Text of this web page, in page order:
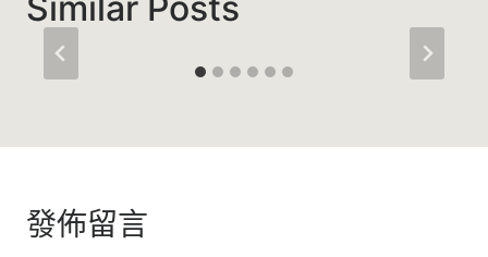
Similar Posts
發佈留言